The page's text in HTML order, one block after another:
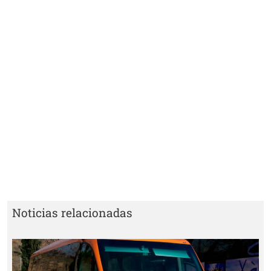
Noticias relacionadas